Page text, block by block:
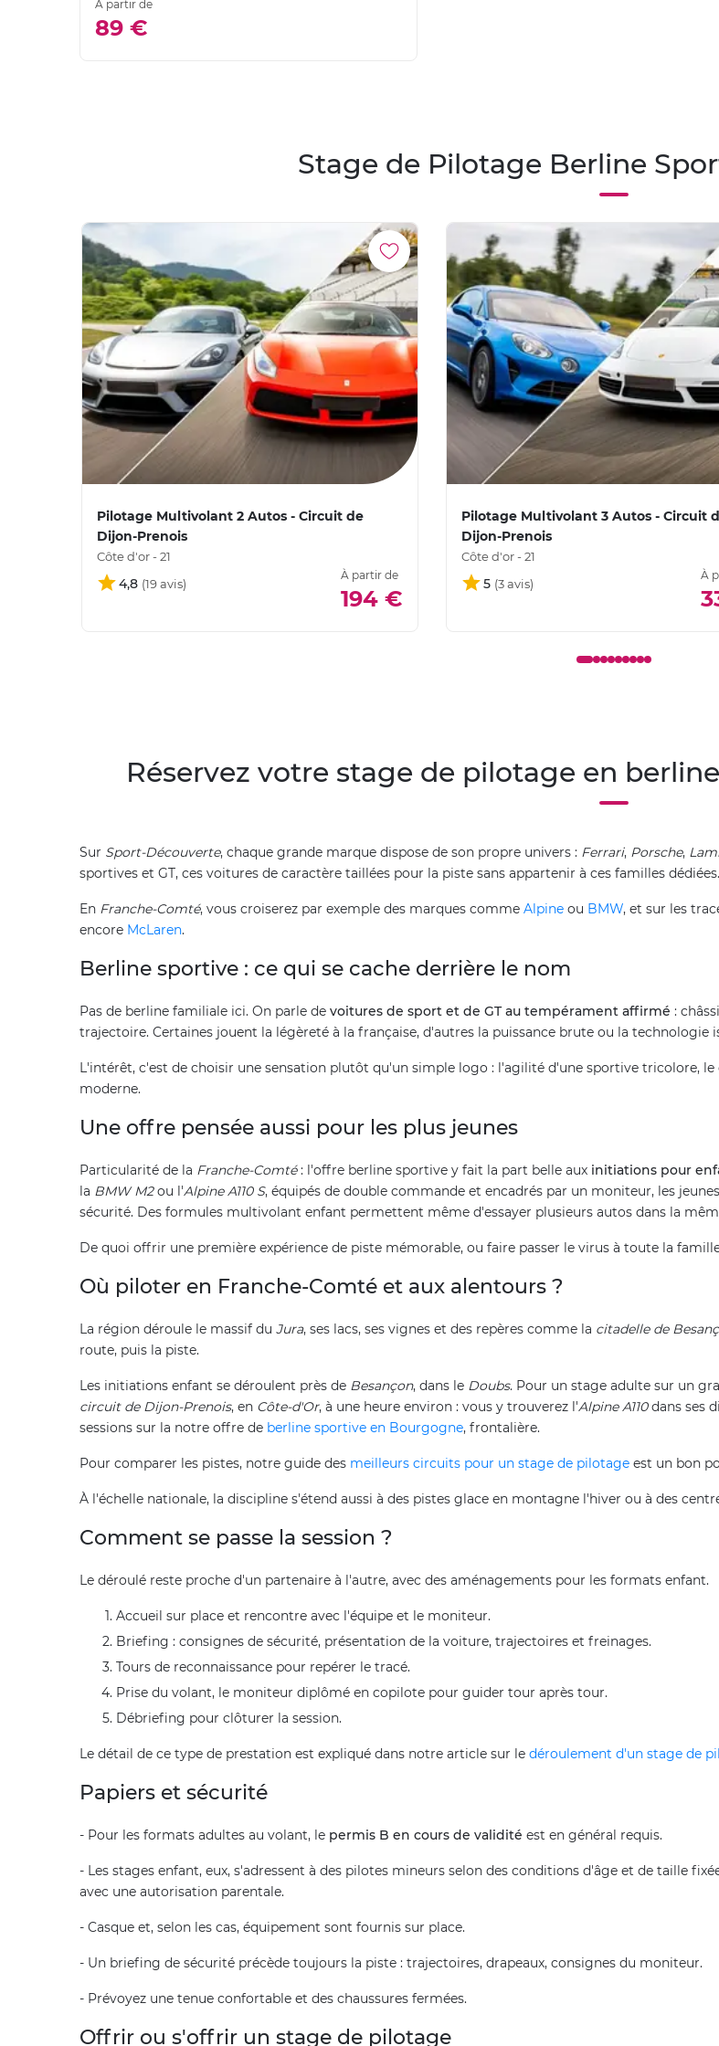
À partir de
89 €
Stage de Pilotage Berline
Pilotage Multivolant 2 Autos - Circuit de
Dijon-Prenois
Côte d'or - 21
4,8
À partir de
194 €
Pilotage Multivolant 3 Autos - Circuit
Dijon-Prenois
Côte d'or - 21
5
À
Réservez votre stage de pilotage en
Sur Sport-Découverte, chaque grande marque dispose de son propre univers : Ferrari, Porsche,
sportives et GT, ces voitures de caractère taillées pour la piste sans appartenir à ces familles dédiées.
En Franche-Comté, vous croiserez par exemple des marques comme Alpine ou BMW, et sur les
encore McLaren.
Berline sportive : ce qui se cache derrière le nom
Pas de berline familiale ici. On parle de voitures de sport et de GT au tempérament affirmé :
trajectoire. Certaines jouent la légèreté à la française, d'autres la puissance brute ou la technologie
L'intérêt, c'est de choisir une sensation plutôt qu'un simple logo : l'agilité d'une sportive tricolore,
moderne.
Une offre pensée aussi pour les plus jeunes
Particularité de la Franche-Comté: l'offre berline sportive y fait la part belle aux initiations pour
la BMW M2ou l'Alpine A110 S, équipés de double commande et encadrés par un moniteur, les
sécurité. Des formules multivolant enfant permettent même d'essayer plusieurs autos dans la
De quoi offrir une première expérience de piste mémorable, ou faire passer le virus à toute la
Où piloter en Franche-Comté et aux alentours ?
La région déroule le massif du Jura, ses lacs, ses vignes et des repères comme la citadelle de
route, puis la piste.
Les initiations enfant se déroulent près de Besançon, dans le Doubs. Pour un stage adulte sur un
circuit de Dijon-Prenois, en Côte-d'Or, à une heure environ : vous y trouverez l'Alpine A110dans ses
sessions sur la notre offre de berline sportive en Bourgogne, frontalière.
Pour comparer les pistes, notre guide des meilleurs circuits pour un stage de pilotage est un bon
À l'échelle nationale, la discipline s'étend aussi à des pistes glace en montagne l'hiver ou à des
Comment se passe la session ?
Le déroulé reste proche d'un partenaire à l'autre, avec des aménagements pour les formats enfant.
Accueil sur place et rencontre avec l'équipe et le moniteur.
Briefing : consignes de sécurité, présentation de la voiture, trajectoires et freinages.
Tours de reconnaissance pour repérer le tracé.
Prise du volant, le moniteur diplômé en copilote pour guider tour après tour.
Débriefing pour clôturer la session.
Le détail de ce type de prestation est expliqué dans notre article sur le déroulement d'un stage de
Papiers et sécurité
- Pour les formats adultes au volant, le permis B en cours de validité est en général requis.
- Les stages enfant, eux, s'adressent à des pilotes mineurs selon des conditions d'âge et de taille
avec une autorisation parentale.
- Casque et, selon les cas, équipement sont fournis sur place.
- Un briefing de sécurité précède toujours la piste : trajectoires, drapeaux, consignes du moniteur.
- Prévoyez une tenue confortable et des chaussures fermées.
Offrir ou s'offrir un stage de pilotage